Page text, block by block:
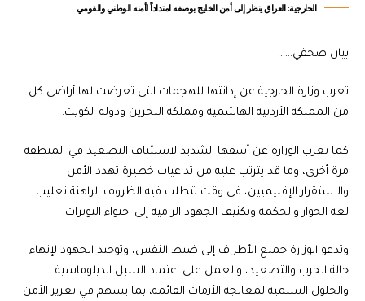
الخارجية: العراق ينظر إلى أمن الخليج بوصفه امتداداً لأمنه الوطني والقومي
بيان صحفي……
تعرب وزارة الخارجية عن إدانتها للهجمات التي تعرضت لها أراضي كل
من المملكة الأردنية الهاشمية ومملكة البحرين ودولة الكويت.
كما تعرب الوزارة عن أسفها الشديد لاستئناف التصعيد في المنطقة
مرة أخرى، وما قد يترتب عليه من تداعيات خطيرة تهدد الأمن
والاستقرار الإقليميين، في وقت تتطلب فيه الظروف الراهنة تغليب
لغة الحوار والحكمة وتكثيف الجهود الرامية إلى احتواء التوترات.
وتدعو الوزارة جميع الأطراف إلى ضبط النفس، وتوحيد الجهود لإنهاء
حالة الحرب والتصعيد، والعمل على اعتماد السبل الدبلوماسية
والحلول السلمية لمعالجة الأزمات القائمة، بما يسهم في تعزيز الأمن